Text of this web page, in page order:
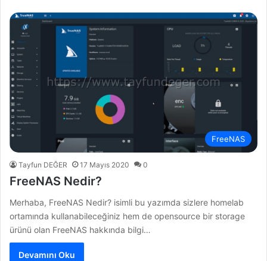
FreeNAS
Tayfun DEĞER 17 Mayıs 2020 0
FreeNAS Nedir?
Merhaba, FreeNAS Nedir? isimli bu yazımda sizlere homelab
ortamında kullanabileceğiniz hem de opensource bir storage
ürünü olan FreeNAS hakkında bilgi…
Devamını Oku